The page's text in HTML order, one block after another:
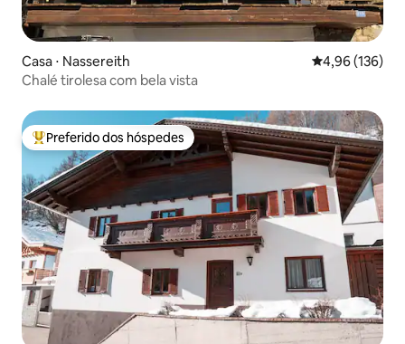
Casa ⋅ Nassereith 4,96 de uma
4,96 (136)
Chalé tirolesa com bela vista
Entre os melhores preferidos dos hóspedes
Preferido dos hóspedes